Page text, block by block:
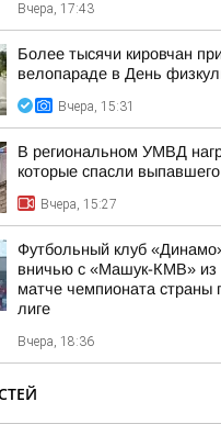
Вчера, 17:43
Более тысячи кировчан
велопараде в День
Вчера, 15:31
В региональном УМВД
которые спасли
Вчера, 15:27
Футбольный клуб
вничью с «Машук-КМВ» из
матче чемпионата страны
лиге
Вчера, 18:36